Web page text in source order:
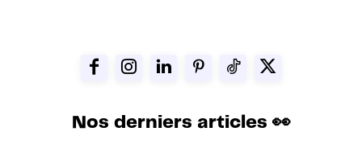
Nos derniers articles 👀